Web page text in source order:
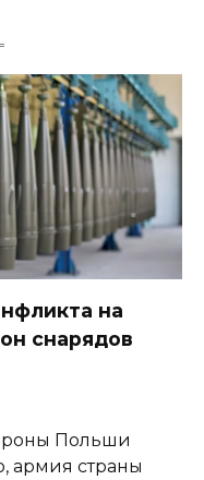
на
снарядов
Польши
армия страны